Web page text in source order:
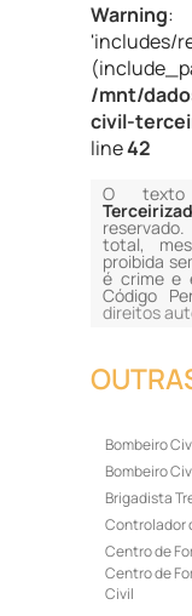
Warning:
'includes/
/mnt/
civil-
line42
O
total,
proibida
é crime e
Código
direitos
Bombeiro
Bombeiro
Brigadista
Controlador
Centro de
Centro de
Civil